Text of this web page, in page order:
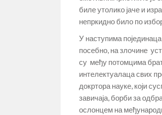
биле утолико јаче и
непркидно било по
У наступима
посебно, на злочине
су међу потомцима
интелектуалаца свих
докртора науке, који
завичаја, борби за
ослонцем на